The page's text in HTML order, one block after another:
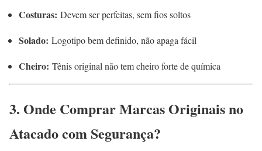
Costuras: Devem ser perfeitas, sem fios soltos
Solado: Logotipo bem definido, não apaga fácil
Cheiro: Tênis original não tem cheiro forte de química
3. Onde Comprar Marcas Originais no
Atacado com Segurança?